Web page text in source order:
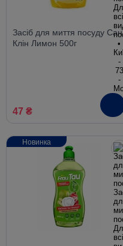
Засіб для миття посуду Сан
Клін Лимон 500г
47 ₴
Новинка